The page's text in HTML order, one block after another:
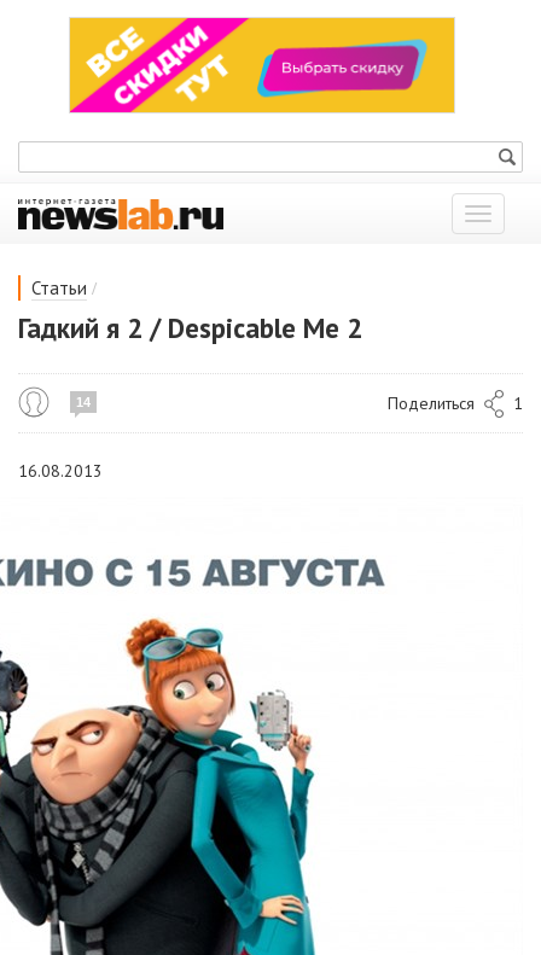
Показать
меню
Статьи /
Гадкий я 2 / Despicable Me 2
14 Поделиться 1
16.08.2013